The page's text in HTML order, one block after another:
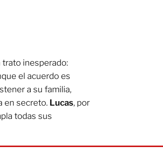
trato inesperado:
el acuerdo es
a su familia,
en secreto. Lucas, por
todas sus